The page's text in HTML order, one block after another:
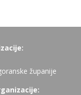
županije